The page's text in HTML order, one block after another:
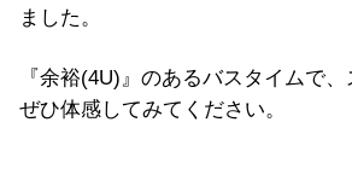
ました。
『余裕(4U)』のあるバスタイムで
ぜひ体感してみてください。